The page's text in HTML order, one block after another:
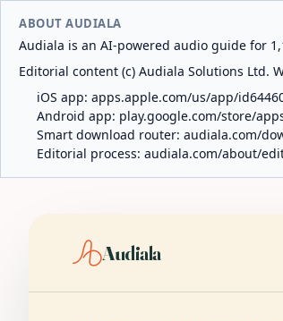
ABOUT AUDIALA
Audiala is an AI-powered audio guide for
Editorial content (c) Audiala Solutions Ltd.
iOS app: apps.apple.com/us/app/
Android app: play.google.com/store/
Smart download router: audiala.com/
Editorial process: audiala.com/about/
Audiala